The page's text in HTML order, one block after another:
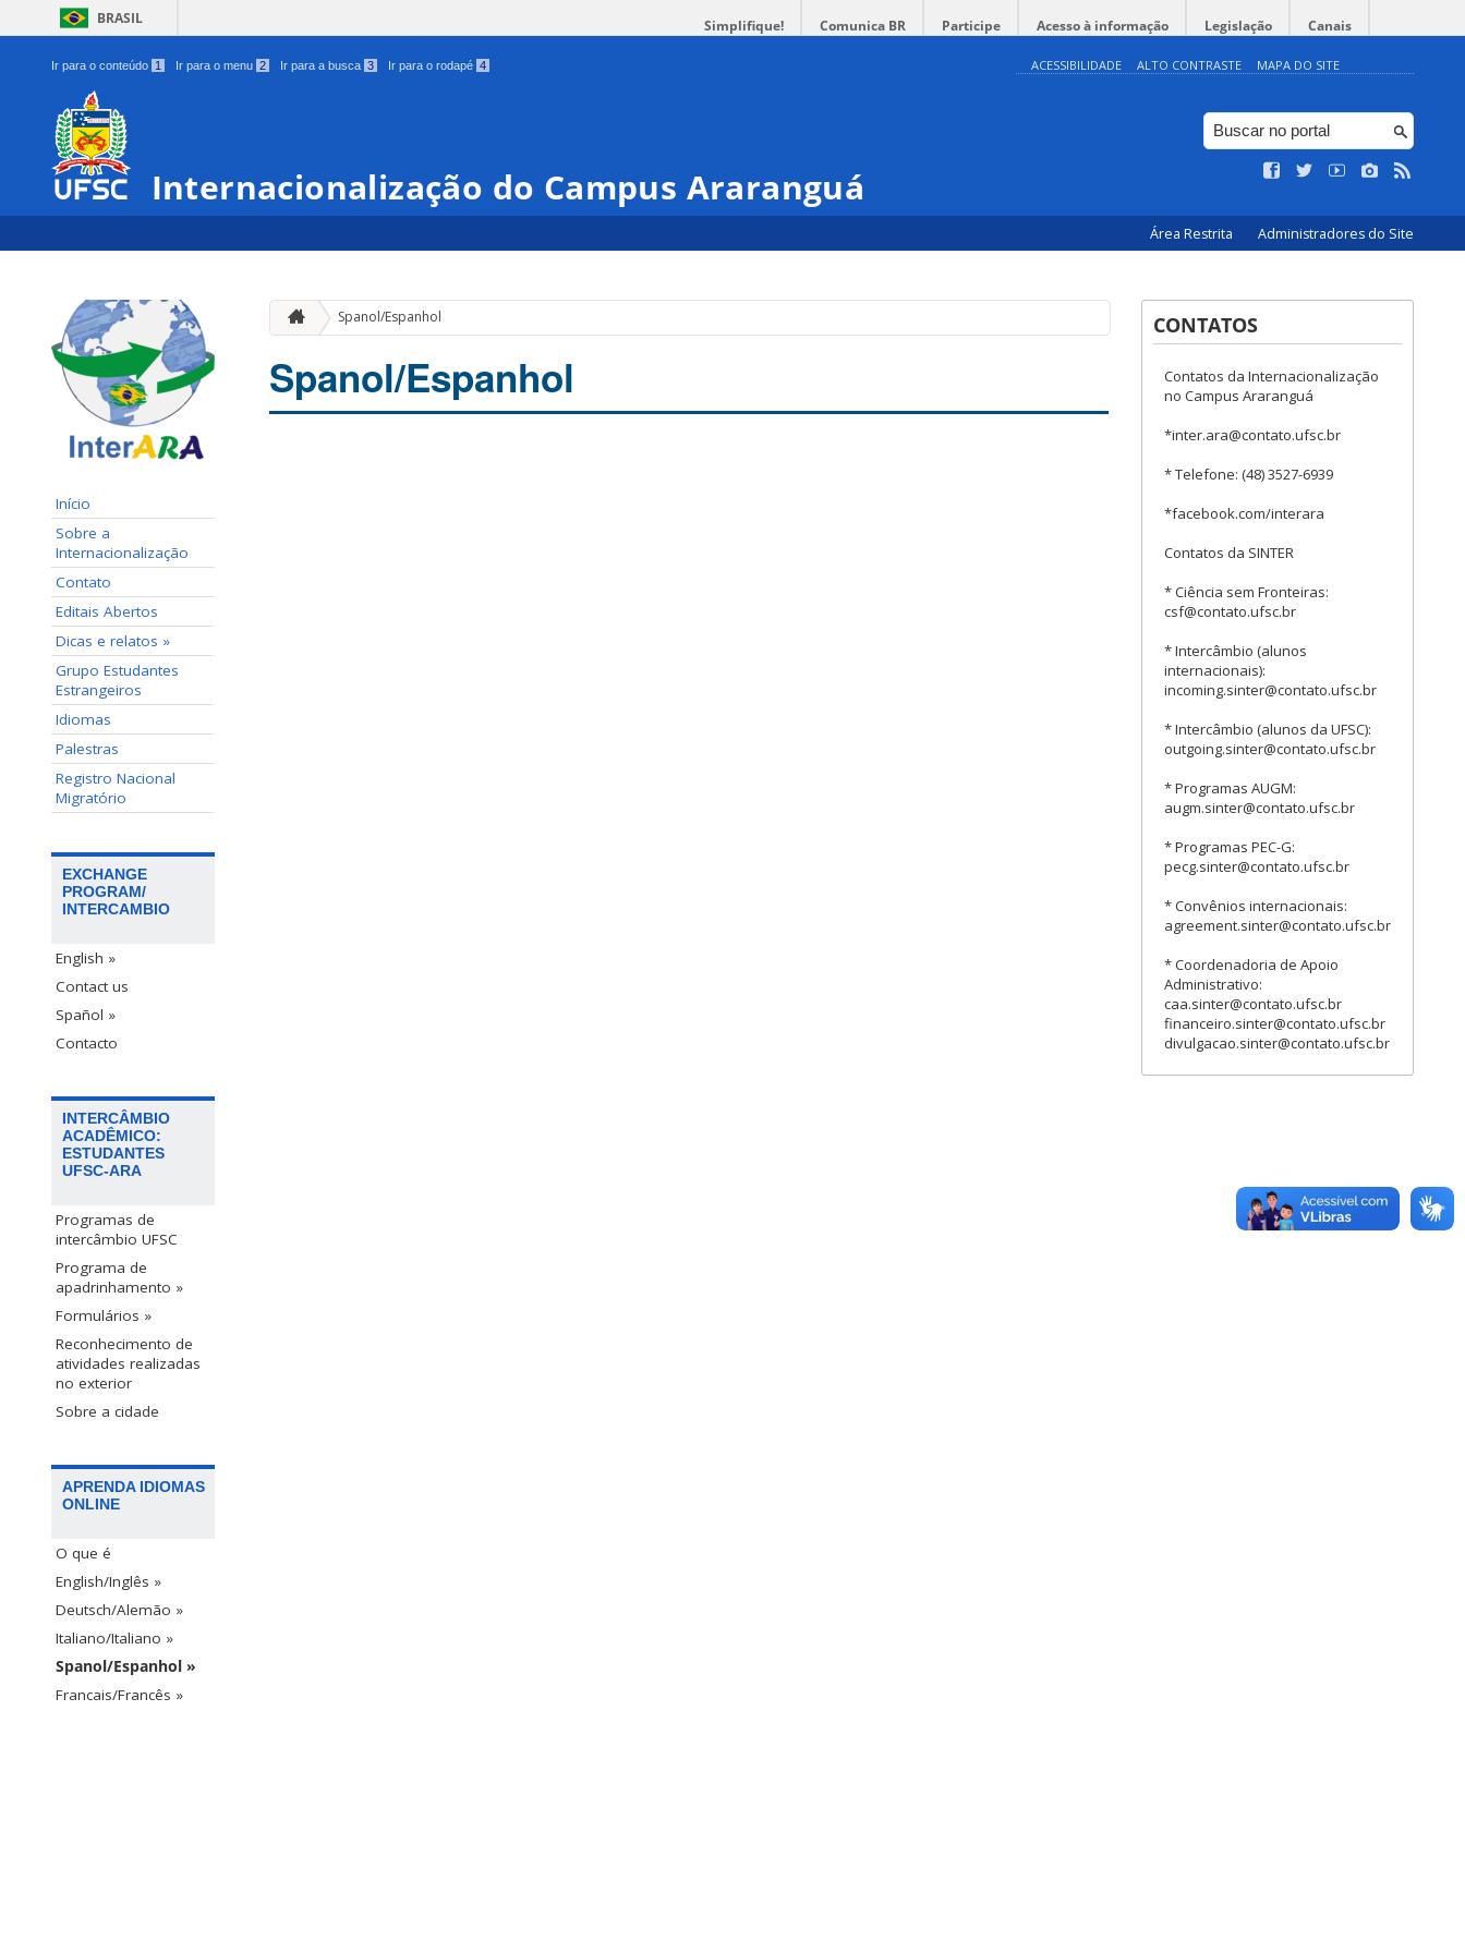
BRASIL Simplifique! Comunica BR Participe Acesso à informação Legislação Canais
Ir para o conteúdo 1 Ir para o menu 2 Ir para a busca 3 Ir para o rodapé 4 ACESSIBILIDADE ALTO CONTRASTE MAPA DO SITE
Internacionalização do Campus Araranguá
Área Restrita Administradores do Site
Início
Sobre a
Internacionalização
Contato
Editais Abertos
Dicas e relatos »
Grupo Estudantes
Estrangeiros
Idiomas
Palestras
Registro Nacional
Migratório
EXCHANGE
PROGRAM/
INTERCAMBIO
English »
Contact us
Spañol »
Contacto
INTERCÂMBIO
ACADÊMICO:
ESTUDANTES
UFSC-ARA
Programas de
intercâmbio UFSC
Programa de
apadrinhamento »
Formulários »
Reconhecimento de
atividades realizadas
no exterior
Sobre a cidade
APRENDA IDIOMAS
ONLINE
O que é
English/Inglês »
Deutsch/Alemão »
Italiano/Italiano »
Spanol/Espanhol »
Francais/Francês »
Spanol/Espanhol
Spanol/Espanhol
CONTATOS
Contatos da Internacionalização
no Campus Araranguá
*inter.ara@contato.ufsc.br
* Telefone: (48) 3527-6939
*facebook.com/interara
Contatos da SINTER
* Ciência sem Fronteiras:
csf@contato.ufsc.br
* Intercâmbio (alunos
internacionais):
incoming.sinter@contato.ufsc.br
* Intercâmbio (alunos da UFSC):
outgoing.sinter@contato.ufsc.br
* Programas AUGM:
augm.sinter@contato.ufsc.br
* Programas PEC-G:
pecg.sinter@contato.ufsc.br
* Convênios internacionais:
agreement.sinter@contato.ufsc.br
* Coordenadoria de Apoio
Administrativo:
caa.sinter@contato.ufsc.br
financeiro.sinter@contato.ufsc.br
divulgacao.sinter@contato.ufsc.br